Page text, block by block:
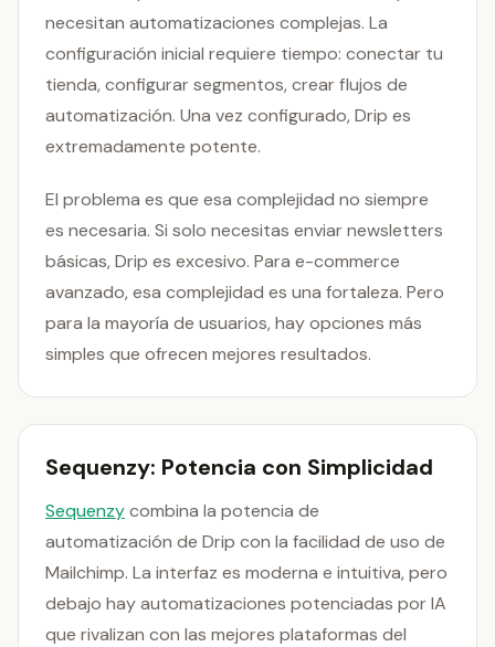
necesitan automatizaciones complejas. La
configuración inicial requiere tiempo: conectar tu
tienda, configurar segmentos, crear flujos de
automatización. Una vez configurado, Drip es
extremadamente potente.
El problema es que esa complejidad no siempre
es necesaria. Si solo necesitas enviar newsletters
básicas, Drip es excesivo. Para e-commerce
avanzado, esa complejidad es una fortaleza. Pero
para la mayoría de usuarios, hay opciones más
simples que ofrecen mejores resultados.
Sequenzy: Potencia con Simplicidad
Sequenzycombina la potencia de
automatización de Drip con la facilidad de uso de
Mailchimp. La interfaz es moderna e intuitiva, pero
debajo hay automatizaciones potenciadas por IA
que rivalizan con las mejores plataformas del